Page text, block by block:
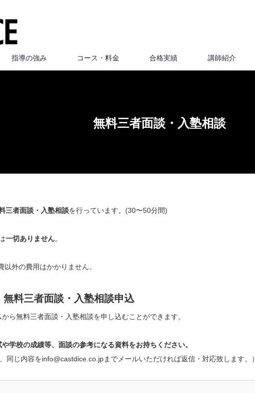
指導の強み コース・料金 合格実績 講師紹介
無料三者面談・入塾相談
三者面談・入塾相談を行っています。(30〜50分間)
一切ありません。
外の費用はかかりません。
無料三者面談・入塾相談申込
ら無料三者面談・入塾相談を申し込むことができます。
学校の成績等、面談の参考になる資料をお持ちください。
同じ内容をinfo@castdice.co.jpまでメールいただければ返信・対応致します。）